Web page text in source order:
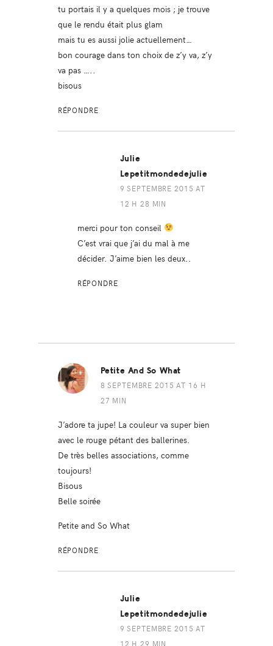
tu portais il y a quelques mois ; je trouve
que le rendu était plus glam
mais tu es aussi jolie actuellement…
bon courage dans ton choix de z’y va, z’y
va pas …..
bisous
RÉPONDRE
Julie
Lepetitmondedejulie
9 SEPTEMBRE 2015 AT
12 H 28 MIN
merci pour ton conseil
C’est vrai que j’ai du mal à me
décider. J’aime bien les deux..
RÉPONDRE
Petite And So What
8 SEPTEMBRE 2015 AT 16 H
27 MIN
J’adore ta jupe! La couleur va super bien
avec le rouge pétant des ballerines.
De très belles associations, comme
toujours!
Bisous
Belle soirée
Petite and So What
RÉPONDRE
Julie
Lepetitmondedejulie
9 SEPTEMBRE 2015 AT
12 H 29 MIN